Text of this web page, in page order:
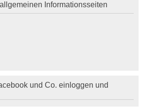
e
Informationsseiten
und Co. einloggen und